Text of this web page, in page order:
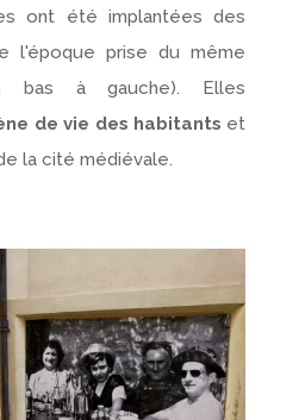
ont été implantées des
l'époque prise du même
bas à gauche). Elles
de vie des habitants et
la cité médiévale.